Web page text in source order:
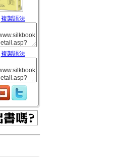
複製語法
複製語法